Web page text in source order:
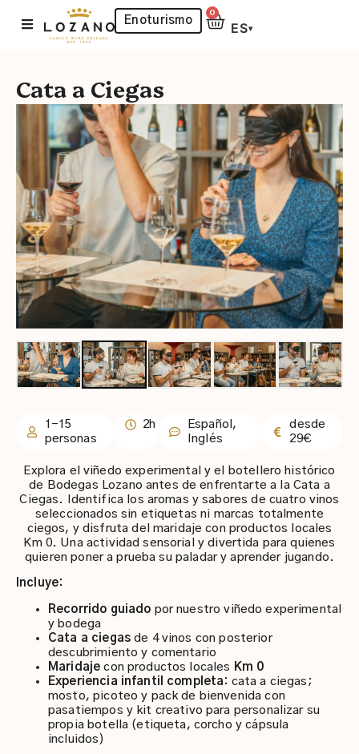
Enoturismo
0
ES▾
Cata a Ciegas
1–15
personas
2h
Español,
Inglés
desde
29€
Explora el viñedo experimental y el botellero histórico
de Bodegas Lozano antes de enfrentarte a la Cata a
Ciegas. Identifica los aromas y sabores de cuatro vinos
seleccionados sin etiquetas ni marcas totalmente
ciegos, y disfruta del maridaje con productos locales
Km 0. Una actividad sensorial y divertida para quienes
quieren poner a prueba su paladar y aprender jugando.
Incluye:
Recorrido guiado por nuestro viñedo experimental
y bodega
Cata a ciegasde 4 vinos con posterior
descubrimiento y comentario
Maridaje con productos locales Km 0
Experiencia infantil completa: cata a ciegas;
mosto, picoteo y pack de bienvenida con
pasatiempos y kit creativo para personalizar su
propia botella (etiqueta, corcho y cápsula
incluidos)